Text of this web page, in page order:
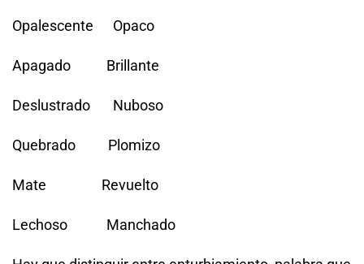
Opalescente Opaco
Apagado Brillante
Deslustrado Nuboso
Quebrado Plomizo
Mate Revuelto
Lechoso Manchado